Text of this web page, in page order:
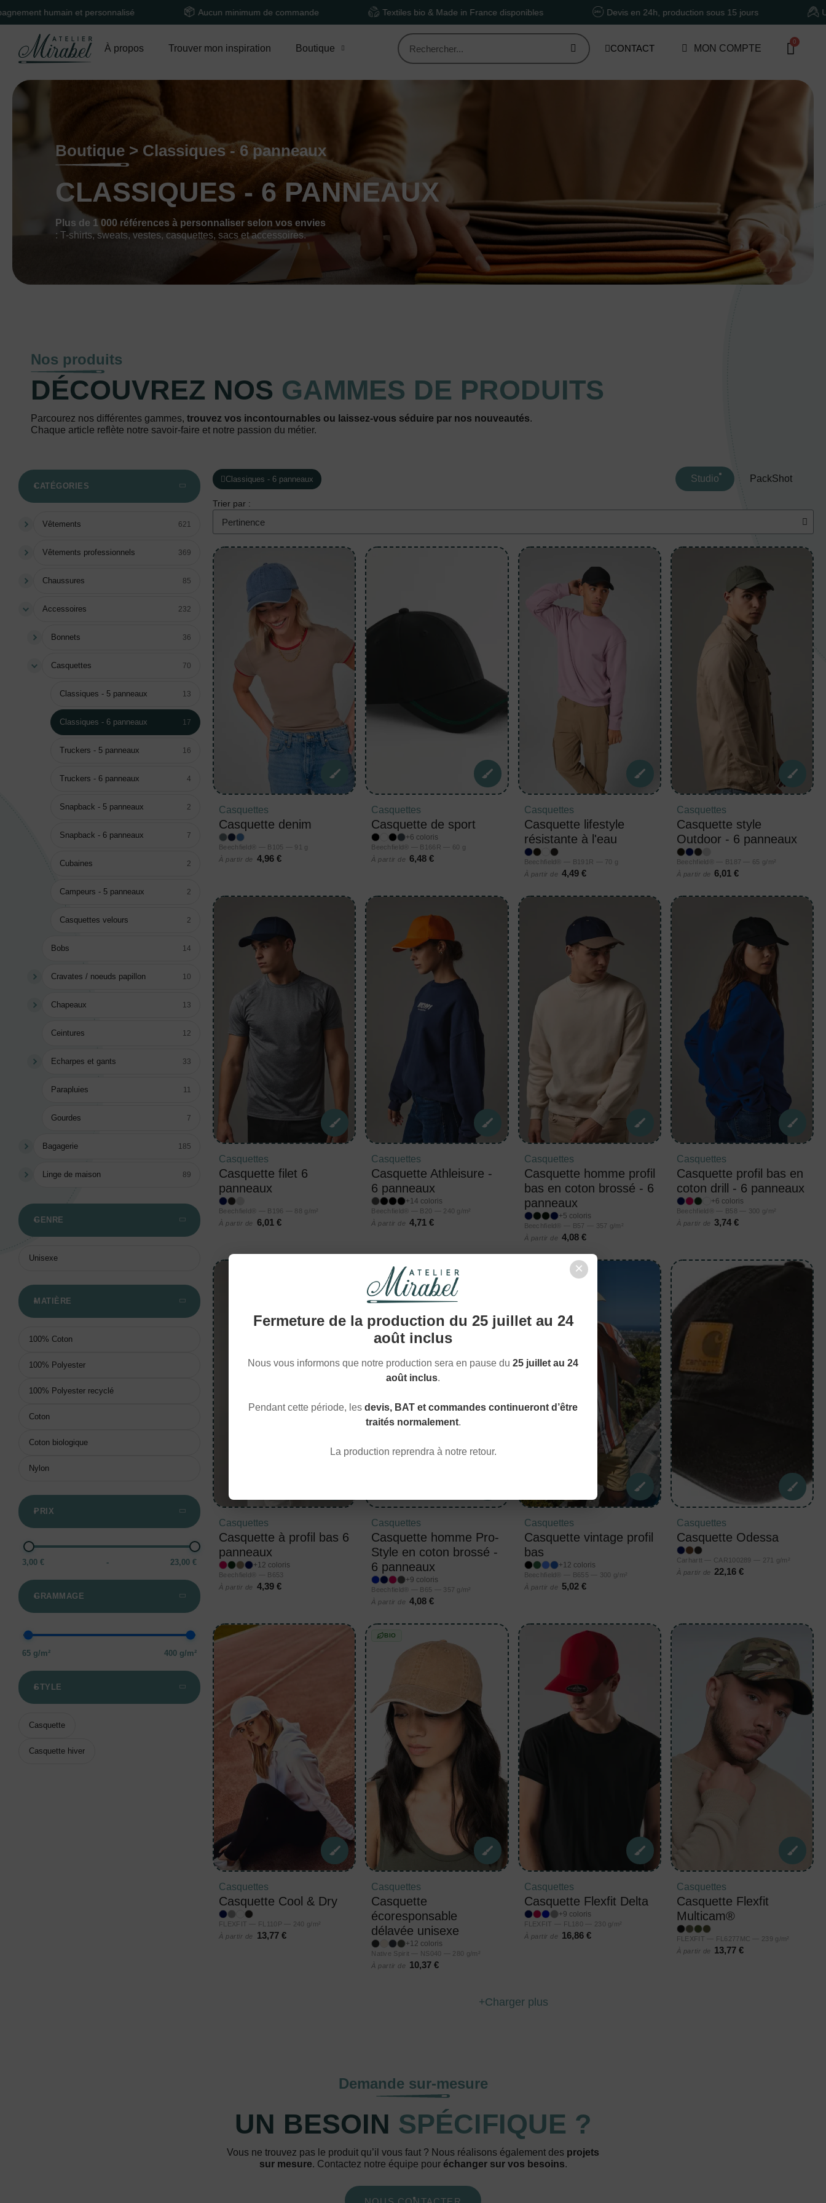
×
Fermeture de la production du 25 juillet au 24
août inclus
Nous vous informons que notre production sera en pause du 25 juillet au 24
août inclus.
Pendant cette période, les devis, BAT et commandes continueront d’être
traités normalement.
La production reprendra à notre retour.
et personnalisé Aucun minimum de commande Textiles bio & Made in France disponibles Devis en 24h, production sous 15 jours Un
À propos Trouver mon inspiration Boutique CONTACT MON COMPTE
Boutique > Classiques - 6 panneaux
CLASSIQUES - 6 PANNEAUX
Plus de 1 000 références à personnaliser selon vos envies
: T-shirts, sweats, vestes, casquettes, sacs et accessoires.
Nos produits
DÉCOUVREZ NOS GAMMES DE PRODUITS
Parcourez nos différentes gammes, trouvez vos incontournables ou laissez-vous séduire par nos nouveautés.
Chaque article reflète notre savoir-faire et notre passion du métier.
CATÉGORIES
Vêtements 621
Vêtements professionnels 369
Chaussures 85
Accessoires 232
Bonnets 36
Casquettes 70
Classiques - 5 panneaux 13
Classiques - 6 panneaux 17
Truckers - 5 panneaux 16
Truckers - 6 panneaux 4
Snapback - 5 panneaux 2
Snapback - 6 panneaux 7
Cubaines 2
Campeurs - 5 panneaux 2
Casquettes velours 2
Bobs 14
Cravates / noeuds papillon 10
Chapeaux 13
Ceintures 12
Echarpes et gants 33
Parapluies 11
Gourdes 7
Bagagerie 185
Linge de maison 89
GENRE
Unisexe
MATIÈRE
100% Coton
100% Polyester
100% Polyester recyclé
Coton
Coton biologique
Nylon
PRIX
3,00 € - 23,00 €
GRAMMAGE
65 g/m² 400 g/m²
STYLE
Casquette
Casquette hiver
Classiques - 6 panneaux Studio PackShot
Trier par :
Casquettes
Casquette denim
Beechfield® — B105 — 91 g
À partir de
4,96 €
Casquettes
Casquette de sport
+6 coloris
Beechfield® — B166R — 60 g
À partir de 6,48 €
Casquettes
Casquette lifestyle
résistante à l'eau
Beechfield® — B191R — 70 g
À partir de 4,49 €
Casquettes
Casquette style
Outdoor - 6 panneaux
Beechfield® — B187 — 65 g/m²
À partir de
6,01 €
Casquettes
Casquette filet 6
panneaux
Beechfield® — B196 — 88 g/m²
À partir de
6,01 €
Casquettes
Casquette Athleisure -
6 panneaux
+14 coloris
Beechfield® — B20 — 240 g/m²
À partir de 4,71 €
Casquettes
Casquette homme profil
bas en coton brossé - 6
panneaux
+5 coloris
Beechfield® — B57 — 357 g/m²
À partir de 4,08 €
Casquettes
Casquette profil bas en
coton drill - 6 panneaux
+6 coloris
Beechfield® — B58 — 300 g/m²
À partir de
3,74 €
Casquettes
Casquette à profil bas 6
panneaux
+12 coloris
Beechfield® — B653
À partir de
4,39 €
Casquettes
Casquette homme Pro-
Style en coton brossé -
6 panneaux
+9 coloris
Beechfield® — B65 — 357 g/m²
À partir de 4,08 €
Casquettes
Casquette vintage profil
bas
+12 coloris
Beechfield® — B655 — 300 g/m²
À partir de
5,02 €
Casquettes
Casquette Odessa
Carhartt — CAR100289 — 271 g/m²
À partir de
22,16 €
Casquettes
Casquette Cool & Dry
FLEXFIT — FL110P — 240 g/m²
À partir de
13,77 €
BIO
Casquettes
Casquette
écoresponsable
délavée unisexe
+12 coloris
Native Spirit — NS040 — 280 g/m²
À partir de
10,37 €
Casquettes
Casquette Flexfit Delta
+9 coloris
FLEXFIT — FL180 — 230 g/m²
À partir de
16,86 €
Casquettes
Casquette Flexfit
Multicam®
FLEXFIT — FL6277MC — 239 g/m²
À partir de
13,77 €
Charger plus
Demande sur-mesure
UN BESOIN SPÉCIFIQUE ?
Vous ne trouvez pas le produit qu’il vous faut ? Nous réalisons également des projets
sur mesure. Contactez notre équipe pour échanger sur vos besoins.